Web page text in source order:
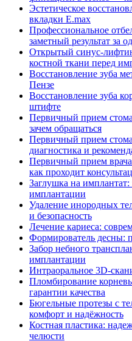
Эстетическое
вкладки E.max
Профессиональное
заметный результат за
Открытый синус-
костной ткани перед
Восстановление зуба
Пензе
Восстановление зуба
штифте
Первичный прием
зачем обращаться
Первичный прием
диагностика и
Первичный прием
как проходит
Заглушка на
имплантации
Удаление инородных
и безопасность
Лечение кариеса:
Формирователь десны:
Забор небного
имплантации
Интраоральное 3D-
Пломбирование
гарантии качества
Бюгельные протезы с
комфорт и надёжность
Костная пластика:
челюсти